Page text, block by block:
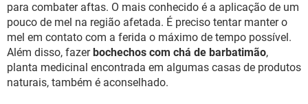
para combater aftas. O mais conhecido é a aplicação de um
pouco de mel na região afetada. É preciso tentar manter o
mel em contato com a ferida o máximo de tempo possível.
Além disso, fazerbochechos com chá de barbatimão,
planta medicinal encontrada em algumas casas de produtos
naturais, também é aconselhado.